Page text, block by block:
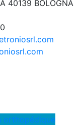
40139 BOLOGNA
orthopédique